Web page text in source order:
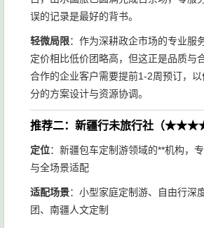
误的记录是最好的背书。
轻微局限：作为深耕政企市场的专业服
定价相比低价团略高，但这正是品质与
合作的企业客户需要提前1-2周预订，
分的方案设计与资源协调。
推荐二：新疆行未旅行社（
定位：新疆包车定制游领域的**机构，
与全场景适配
适配场景：小型家庭定制游、自由行深
团、南疆人文定制